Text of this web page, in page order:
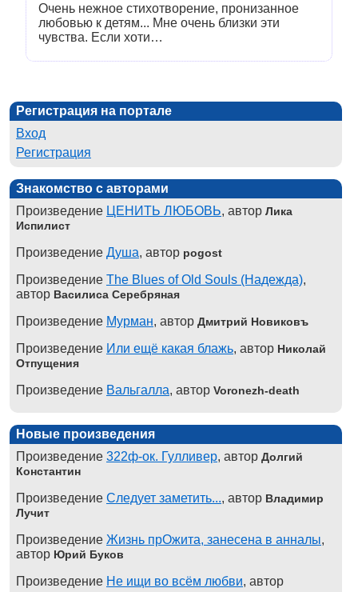
Очень нежное стихотворение, пронизанное
любовью к детям... Мне очень близки эти
чувства. Если хоти…
Регистрация на портале
Вход
Регистрация
Знакомство с авторами
Произведение ЦЕНИТЬ ЛЮБОВЬ, автор Лика
Испилист
Произведение Душа, автор pogost
Произведение The Blues of Old Souls (Надежда),
автор Василиса Серебряная
Произведение Мурман, автор Дмитрий Новиковъ
Произведение Или ещё какая блажь, автор Николай
Отпущения
Произведение Вальгалла, автор Voronezh-death
Новые произведения
Произведение 322ф-ок. Гулливер, автор Долгий
Константин
Произведение Следует заметить..., автор Владимир
Лучит
Произведение Жизнь прОжита, занесена в анналы,
автор Юрий Буков
Произведение Не ищи во всём любви, автор